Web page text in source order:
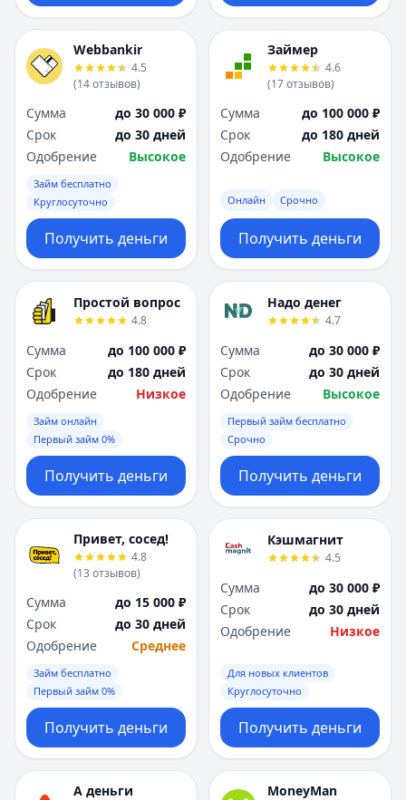
Webbankir
4.5
(14отзывов)
Сумма
до 30 000 ₽
Срок
до 30 дней
Одобрение
Высокое
Займ бесплатно
Круглосуточно
Получить деньги
Займер
4.6
(17отзывов)
Сумма
до 100 000 ₽
Срок
до 180 дней
Одобрение
Высокое
Онлайн Срочно
Получить деньги
Простой вопрос
4.8
Сумма
до 100 000 ₽
Срок
до 180 дней
Одобрение
Низкое
Займ онлайн
Первый займ 0%
Получить деньги
Надо денег
4.7
Сумма
до 30 000 ₽
Срок
до 30 дней
Одобрение
Высокое
Первый займ бесплатно
Срочно
Получить деньги
Привет, сосед!
4.8
(13 отзывов)
Сумма
до 15 000 ₽
Срок
до 30 дней
Одобрение
Среднее
Займ бесплатно
Первый займ 0%
Получить деньги
Кэшмагнит
4.5
Сумма
до 30 000 ₽
Срок
до 30 дней
Одобрение
Низкое
Для новых клиентов
Круглосуточно
Получить деньги
А деньги MoneyMan